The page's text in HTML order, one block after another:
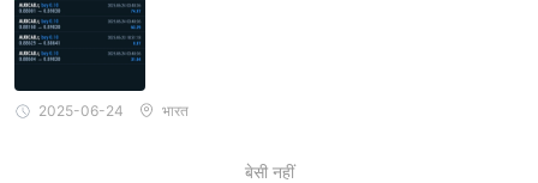
2025-06-24 भारत
बेसी नहीं